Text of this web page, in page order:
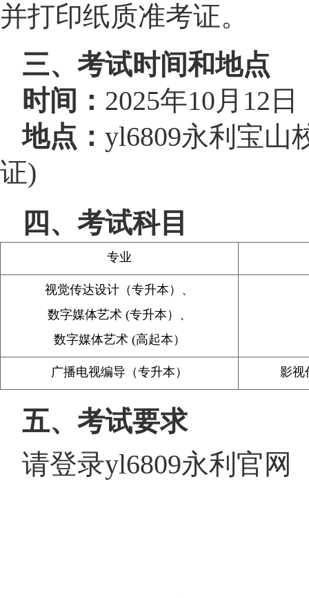
并打印纸质准考证。
三、考试时间和地点
时间： 2025年10月12
地点： yl6809永利宝山
证)
四、考试科目
专业
视觉传达设计（专升本）、
数字媒体艺术 (专升本）、
数字媒体艺术 (高起本）
广播电视编导（专升本） 影视
五、考试要求
请登录yl6809永利官网